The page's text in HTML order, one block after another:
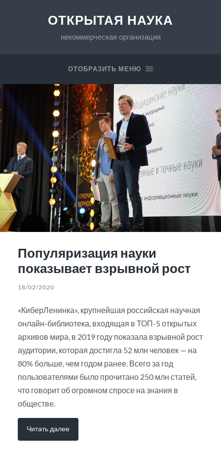
ОТКРЫТАЯ НАУКА
некоммерческая организация
ОТОБРАЗИТЬ МЕНЮ
Популяризация науки
показывает взрывной рост
18/02/2020
«КиберЛенинка», крупнейшая российская научная
онлайн-библиотека, входящая в ТОП-5 открытых
архивов мира, в 2019 году показала взрывной рост
аудитории, которая достигла 52 млн человек — на
80% больше, чем годом ранее. Всего за год
пользователями было прочитано 250 млн статей,
что говорит об огромном спросе на знания в
обществе.
Читать далее